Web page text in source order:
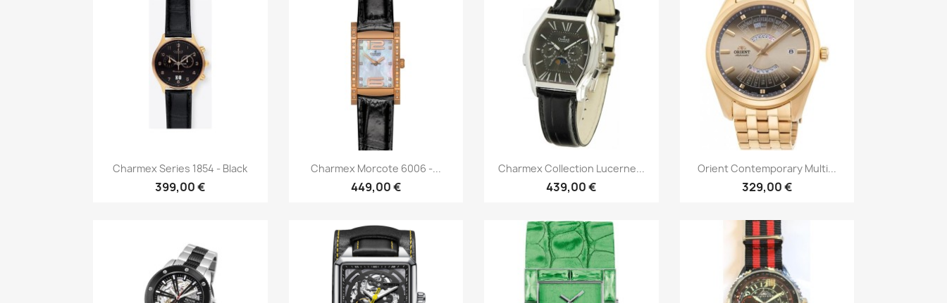
Быстрый просмотр
Charmex Series 1854 - Black
399,00 €
Быстрый просмотр
Charmex Morcote 6006 -...
449,00 €
Быстрый просмотр
Charmex Collection Lucerne...
439,00 €
Быстрый просмотр
Orient Contemporary Multi...
329,00 €